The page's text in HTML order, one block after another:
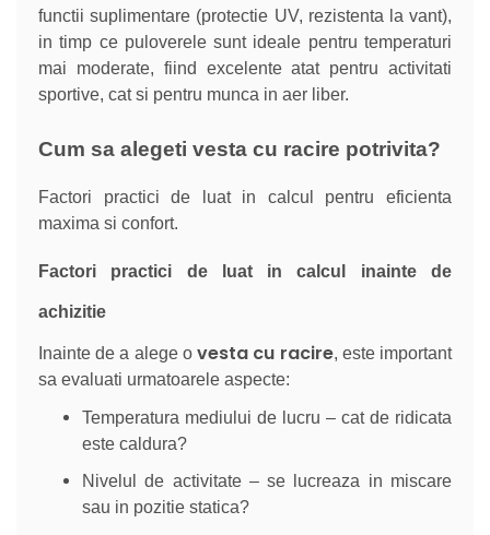
functii suplimentare (protectie UV, rezistenta la vant),
in timp ce puloverele sunt ideale pentru temperaturi
mai moderate, fiind excelente atat pentru activitati
sportive, cat si pentru munca in aer liber.
Cum sa alegeti vesta cu racire potrivita?
Factori practici de luat in calcul pentru eficienta
maxima si confort.
Factori practici de luat in calcul inainte de
achizitie
Inainte de a alege ovesta cu racire, este important
sa evaluati urmatoarele aspecte:
Temperatura mediului de lucru – cat de ridicata
este caldura?
Nivelul de activitate – se lucreaza in miscare
sau in pozitie statica?